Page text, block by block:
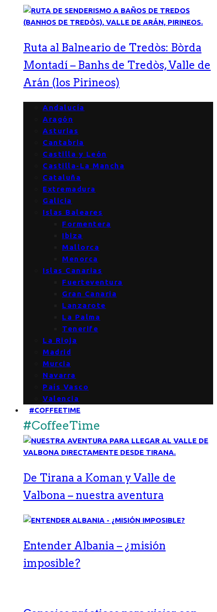
Ruta al Balneario de Tredòs: Bòrda
Montadí – Banhs de Tredòs, Valle de
Arán (los Pirineos)
Andalucía
Aragón
Asturias
Cantabria
Castilla y León
Castilla-La Mancha
Cataluña
Extremadura
Galicia
Islas Baleares
Formentera
Ibiza
Mallorca
Menorca
Islas Canarias
Fuerteventura
Gran Canaria
Lanzarote
La Palma
Tenerife
La Rioja
Madrid
Murcia
Navarra
País Vasco
Valencia
#COFFEETIME
#CoffeeTime
De Tirana a Koman y Valle de
Valbona – nuestra aventura
Entender Albania – ¿misión
imposible?